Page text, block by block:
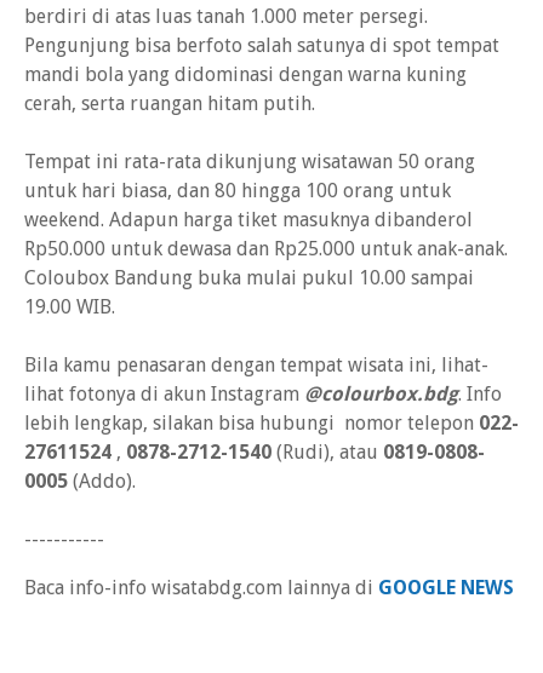
berdiri di atas luas tanah 1.000 meter persegi.
Pengunjung bisa berfoto salah satunya di spot tempat
mandi bola yang didominasi dengan warna kuning
cerah, serta ruangan hitam putih.
Tempat ini rata-rata dikunjung wisatawan 50 orang
untuk hari biasa, dan 80 hingga 100 orang untuk
weekend. Adapun harga tiket masuknya dibanderol
Rp50.000 untuk dewasa dan Rp25.000 untuk anak-anak.
Coloubox Bandung buka mulai pukul 10.00 sampai
19.00 WIB.
Bila kamu penasaran dengan tempat wisata ini, lihat-
lihat fotonya di akun Instagram @colourbox.bdg. Info
lebih lengkap, silakan bisa hubungi nomor telepon 022-
27611524 , 0878-2712-1540 (Rudi), atau 0819-0808-
0005 (Addo).
-----------
Baca info-info wisatabdg.com lainnya di GOOGLE NEWS